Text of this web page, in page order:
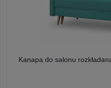
Kanapa do salonu